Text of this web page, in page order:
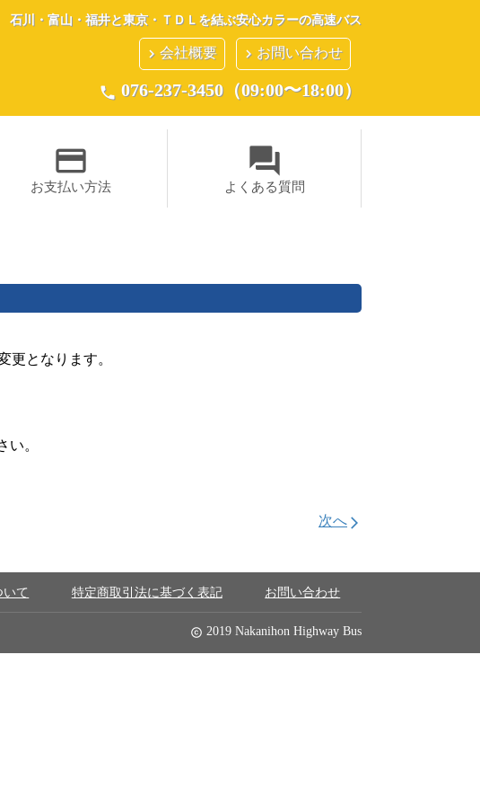
石川・富山・福井と東京・ＴＤＬを結ぶ安心カラーの高速バス
keyboard_arrow_right 会社概要 keyboard_arrow_right お問い合わせ
phone 076-237-3450（09:00〜18:00）
payment
お支払い方法
question_answer
よくある質問
更となります。
。
次へ arrow_forward_ios
て 特定商取引法に基づく表記 お問い合わせ
copyright 2019 Nakanihon Highway Bus